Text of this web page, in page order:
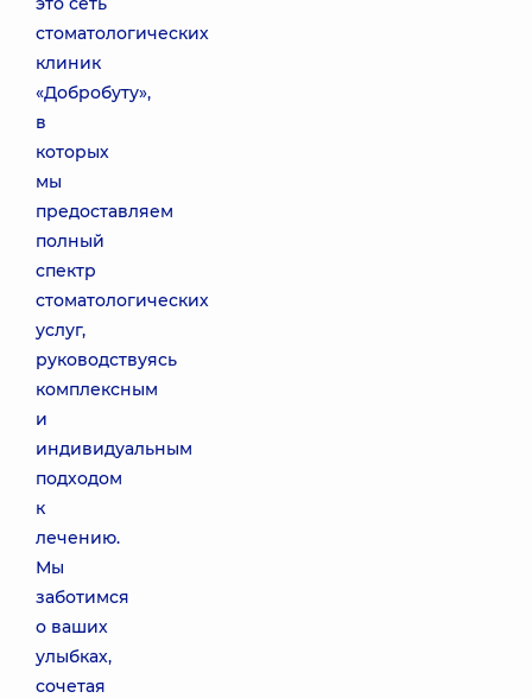
стоматологических
клиник
«Добробуту»,
в
которых
мы
предоставляем
полный
спектр
стоматологических
услуг,
руководствуясь
комплексным
и
индивидуальным
подходом
к
лечению.
Мы
заботимся
о ваших
улыбках,
сочетая